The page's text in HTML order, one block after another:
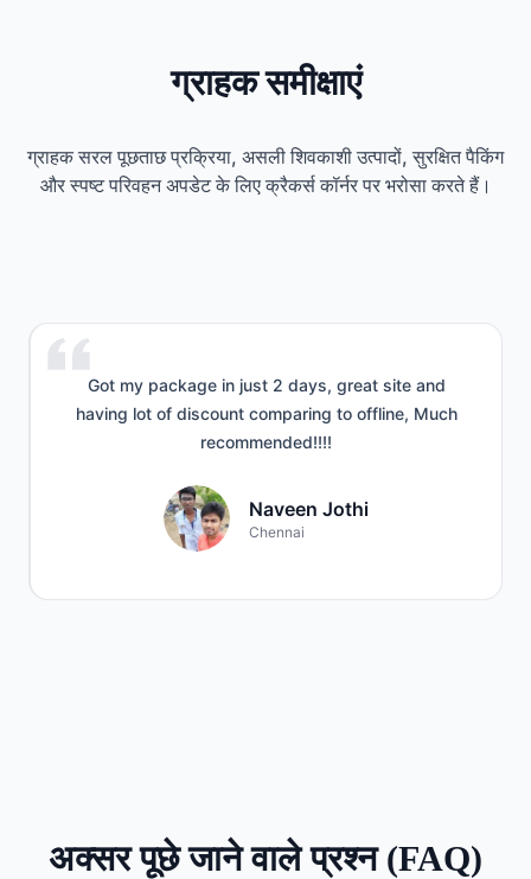
ग्राहक समीक्षाएं
ग्राहक सरल पूछताछ प्रक्रिया, असली शिवकाशी उत्पादों, सुरक्षित पैकिंग
और स्पष्ट परिवहन अपडेट के लिए क्रैकर्स कॉर्नर पर भरोसा करते हैं।
Got my package in just 2 days, great site and
having lot of discount comparing to offline, Much
recommended!!!!
Naveen Jothi
Chennai
अक्सर पूछे जाने वाले प्रश्न (FAQ)